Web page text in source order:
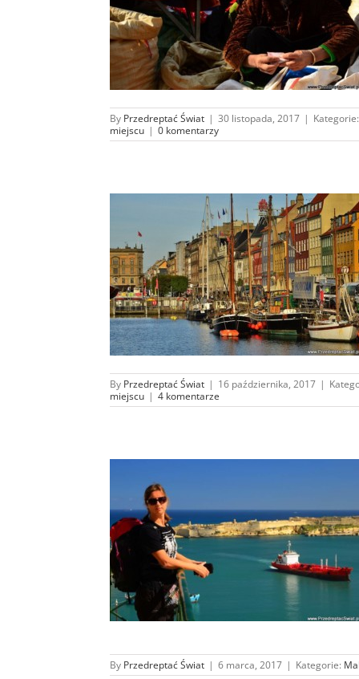
By Przedreptać Świat | 30 listopada, 2017 | Kategorie:
miejscu | 0 komentarzy
By Przedreptać Świat | 16 października, 2017 |
miejscu | 4 komentarze
By Przedreptać Świat | 6 marca, 2017 | Kategorie: